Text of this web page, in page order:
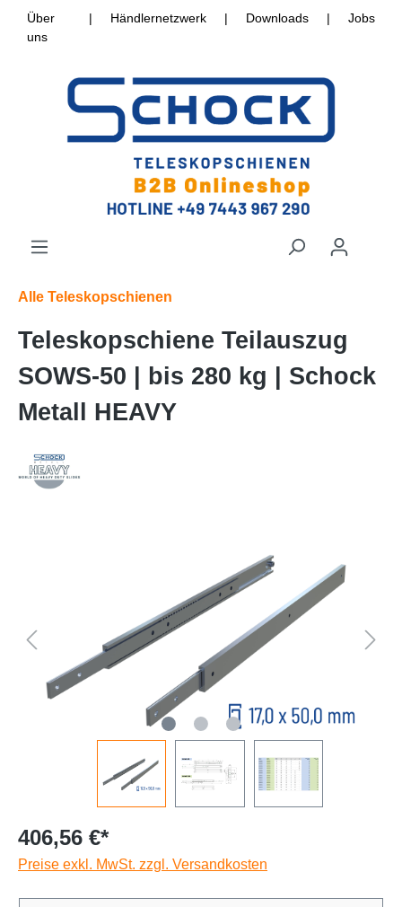
Über
uns
| Händlernetzwerk | Downloads | Jobs
Alle Teleskopschienen
Teleskopschiene Teilauszug
SOWS-50 | bis 280 kg | Schock
Metall HEAVY
406,56 €*
Preise exkl. MwSt. zzgl. Versandkosten